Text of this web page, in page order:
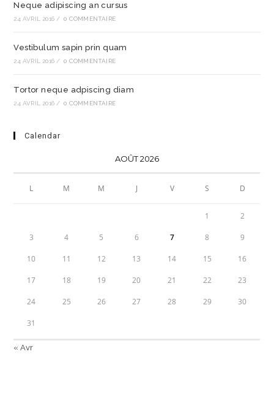
Neque adipiscing an cursus
24 AVRIL 2016 / 0 COMMENTAIRE
Vestibulum sapin prin quam
24 AVRIL 2016 / 0 COMMENTAIRE
Tortor neque adpiscing diam
24 AVRIL 2016 / 0 COMMENTAIRE
Calendar
AOÛT 2026
L M M J V S D
1 2
3 4 5 6 7 8 9
10 11 12 13 14 15 16
17 18 19 20 21 22 23
24 25 26 27 28 29 30
31
« Avr